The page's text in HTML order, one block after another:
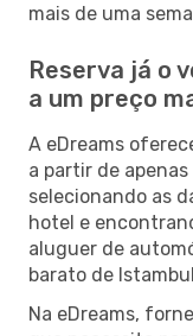
mais de uma
Reserva já o
a um preço
A eDreams
a partir de
selecionando as
hotel e
aluguer de
barato de
Na eDreams,